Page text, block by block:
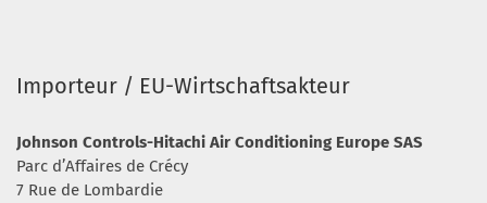
Importeur / EU-Wirtschaftsakteur
Johnson Controls-Hitachi Air Conditioning Europe SAS
Parc d’Affaires de Crécy
7 Rue de Lombardie